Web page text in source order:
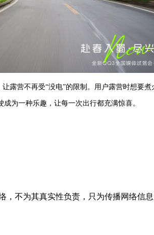
营不再受“没电”的限制。用户露营时想要
为一种乐趣，让每一次出行都充满惊喜。
不为其真实性负责，只为传播网络信息